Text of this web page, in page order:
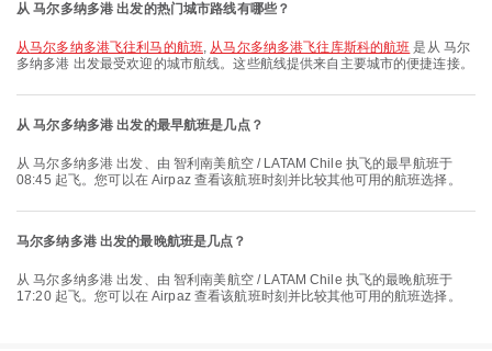
从 马尔多纳多港 出发的热门城市路线有哪些？
从马尔多纳多港飞往利马的航班, 从马尔多纳多港飞往库斯科的航班 是从 马尔
多纳多港 出发最受欢迎的城市航线。这些航线提供来自主要城市的便捷连接。
从 马尔多纳多港 出发的最早航班是几点？
从 马尔多纳多港 出发、由 智利南美航空 / LATAM Chile 执飞的最早航班于
08:45 起飞。您可以在 Airpaz 查看该航班时刻并比较其他可用的航班选择。
马尔多纳多港 出发的最晚航班是几点？
从 马尔多纳多港 出发、由 智利南美航空 / LATAM Chile 执飞的最晚航班于
17:20 起飞。您可以在 Airpaz 查看该航班时刻并比较其他可用的航班选择。